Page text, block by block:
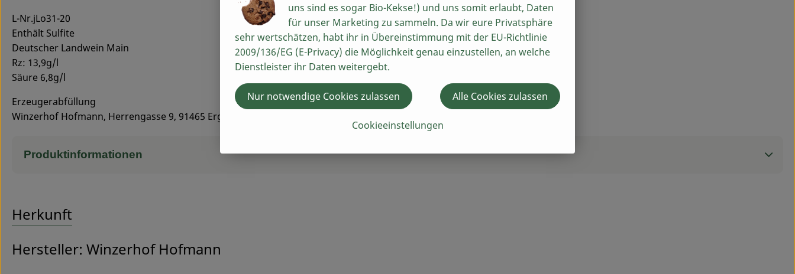
L-Nr.jLo31-20
Enthält Sulfite
Deutscher Landwein Main
Rz: 13,9g/l
Säure 6,8g/l
Erzeugerabfüllung
Winzerhof Hofmann, Herrengasse 9, 91465 Ergersheim
Produktinformationen
Herkunft
Hersteller: Winzerhof Hofmann
uns sind es sogar Bio-Kekse!) und uns somit erlaubt, Daten
für unser Marketing zu sammeln. Da wir eure Privatsphäre
sehr wertschätzen, habt ihr in Übereinstimmung mit der EU-Richtlinie
2009/136/EG (E-Privacy) die Möglichkeit genau einzustellen, an welche
Dienstleister ihr Daten weitergebt.
Cookieeinstellungen
Nur notwendige Cookies zulassen Alle Cookies zulassen